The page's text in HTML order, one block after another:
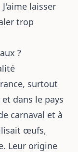
laisser
trop
?
surtout
dans le pays
carnaval et à
œufs,
Leur origine